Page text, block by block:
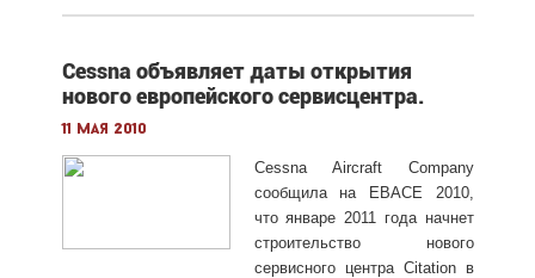
Cessna объявляет даты открытия
нового европейского сервисцентра.
11 мая 2010
Cessna Aircraft Company
сообщила на EBACE 2010,
что январе 2011 года начнет
строительство нового
сервисного центра Citation в